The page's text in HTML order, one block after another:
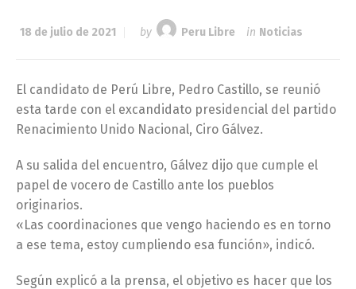
18 de julio de 2021 by Peru Libre in Noticias
El candidato de Perú Libre, Pedro Castillo, se reunió
esta tarde con el excandidato presidencial del partido
Renacimiento Unido Nacional, Ciro Gálvez.
A su salida del encuentro, Gálvez dijo que cumple el
papel de vocero de Castillo ante los pueblos
originarios.
«Las coordinaciones que vengo haciendo es en torno
a ese tema, estoy cumpliendo esa función», indicó.
Según explicó a la prensa, el objetivo es hacer que los